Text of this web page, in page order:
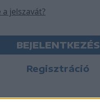
jelszavát?
BEJELENTKEZÉS
Regisztráció